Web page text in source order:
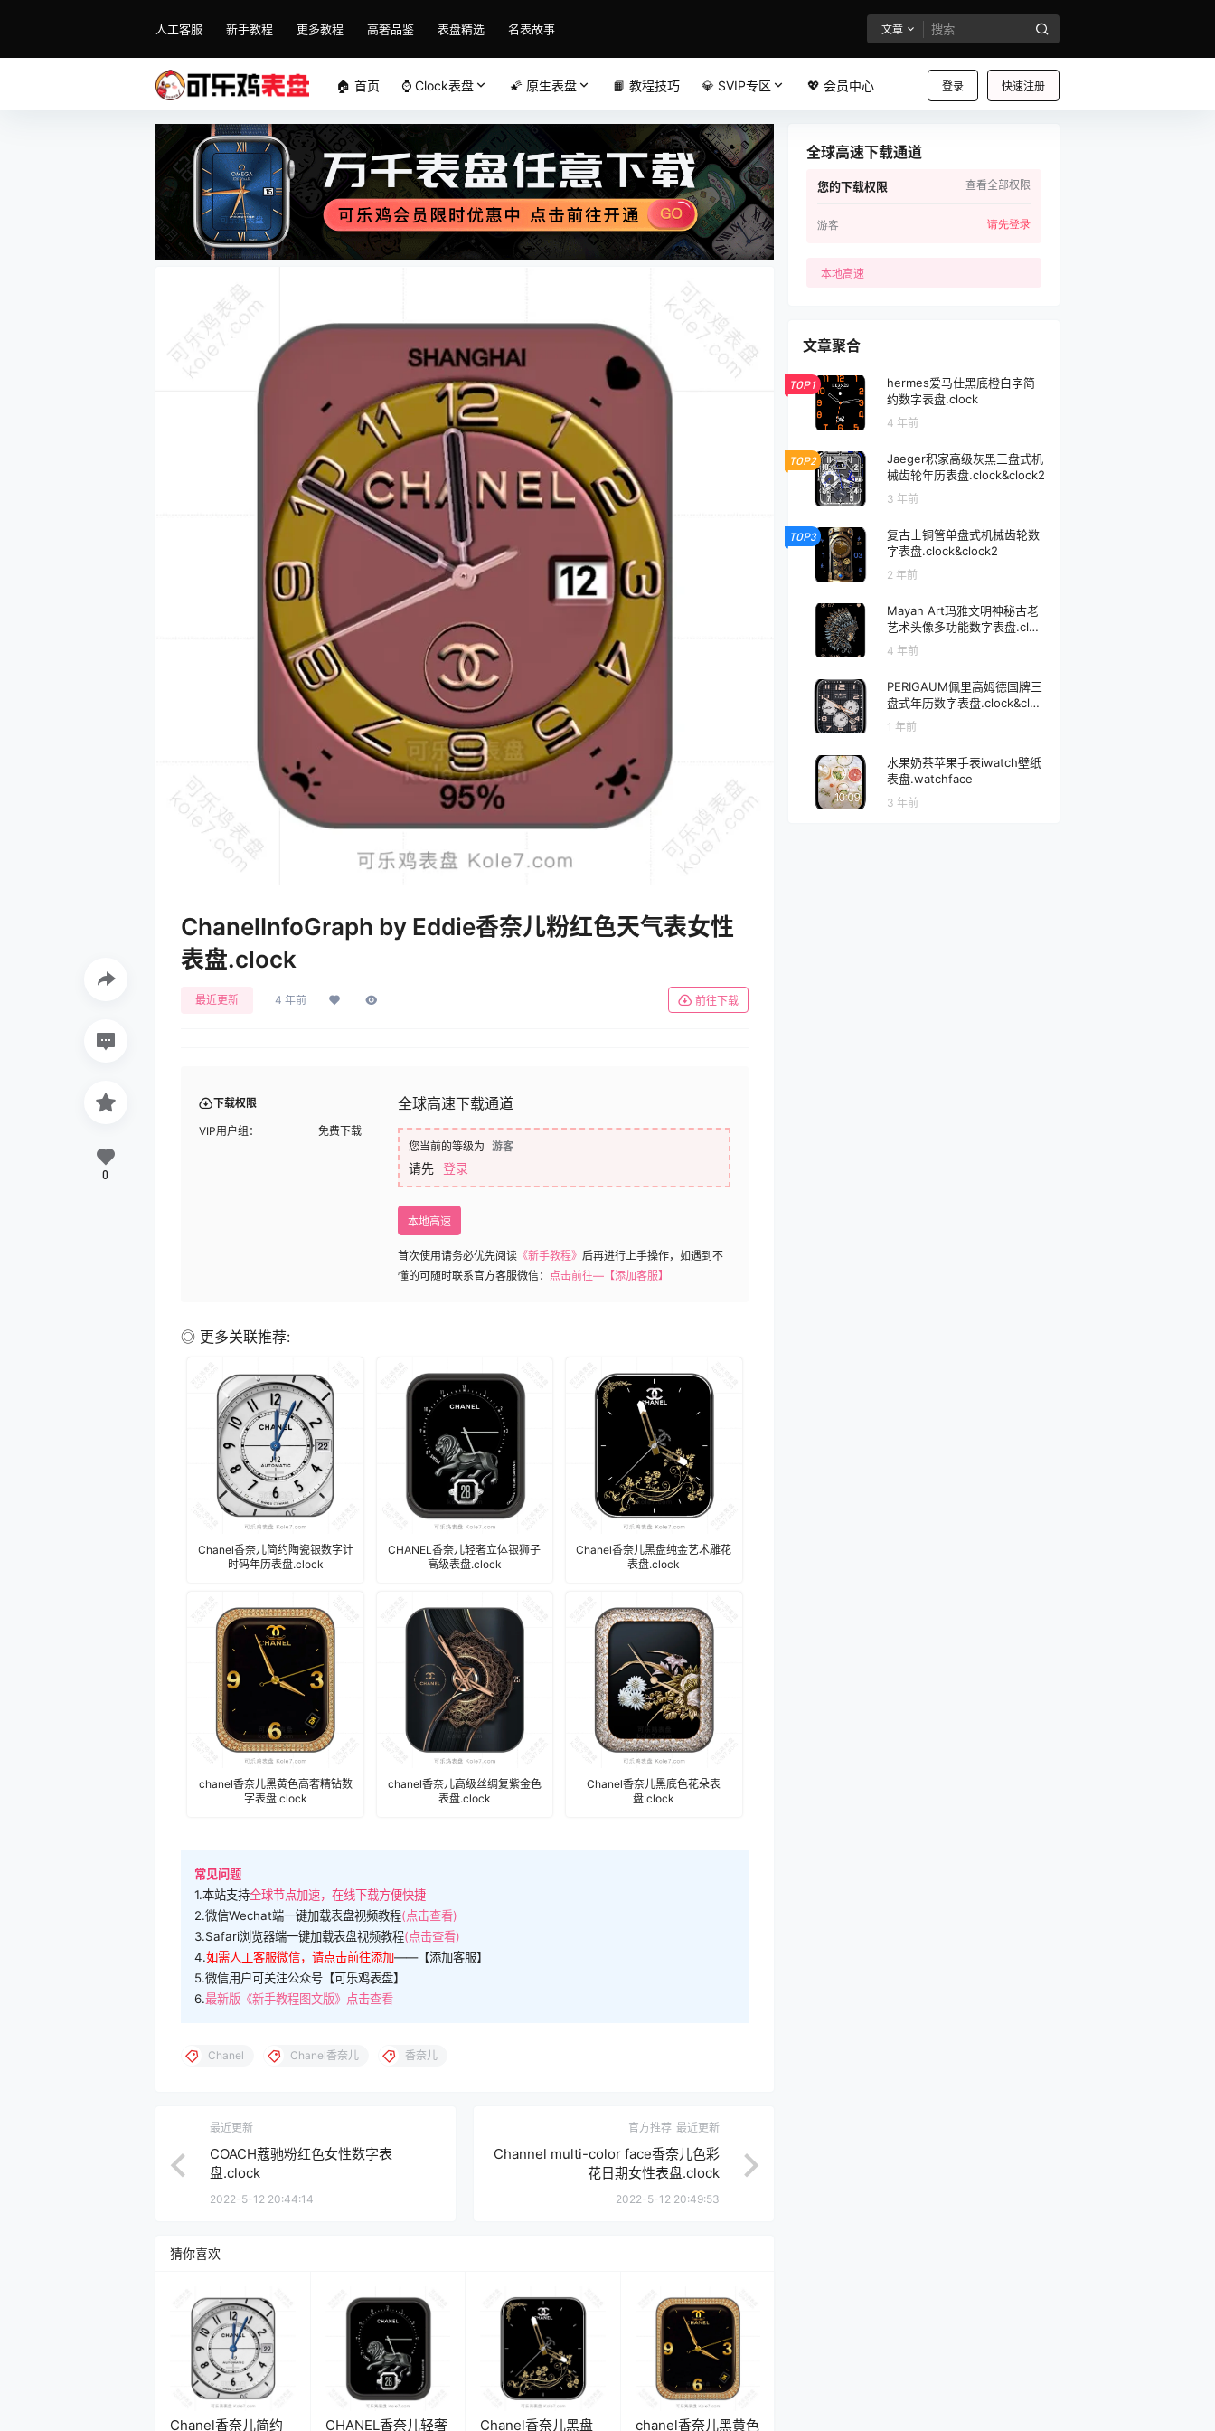
人工客服 新手教程 更多教程 高奢品鉴 表盘精选 名表故事 文章
登录 快速注册
🏠 首页 ⌚️ Clock表盘 🌠 原生表盘 📙 教程技巧 💎 SVIP专区 💖 会员中心
ChanelInfoGraph by Eddie香奈儿粉红色天气表女性
表盘.clock
最近更新 4 年前 前往下载
下载权限
VIP用户组： 免费下载
全球高速下载通道
您当前的等级为 游客
请先 登录
本地高速
首次使用请务必优先阅读 《新手教程》 后再进行上手操作，如遇到不
懂的可随时联系官方客服微信： 点击前往—【添加客服】
◎ 更多关联推荐:
Chanel香奈儿简约陶瓷银数字计
时码年历表盘.clock
CHANEL香奈儿轻奢立体银狮子
高级表盘.clock
Chanel香奈儿黑盘纯金艺术雕花
表盘.clock
chanel香奈儿黑黄色高奢精钻数
字表盘.clock
chanel香奈儿高级丝绸复紫金色
表盘.clock
Chanel香奈儿黑底色花朵表
盘.clock
常见问题
1.本站支持全球节点加速，在线下载方便快捷
2.微信Wechat端一键加载表盘视频教程(点击查看)
3.Safari浏览器端一键加载表盘视频教程(点击查看)
4.如需人工客服微信，请点击前往添加——【添加客服】
5.微信用户可关注公众号【可乐鸡表盘】
6.最新版《新手教程图文版》点击查看
0
Chanel Chanel香奈儿 香奈儿
最近更新
COACH蔻驰粉红色女性数字表
盘.clock
2022-5-12 20:44:14
官方推荐 最近更新
Channel multi-color face香奈儿色彩
花日期女性表盘.clock
2022-5-12 20:49:53
猜你喜欢
Chanel香奈儿简约
CHANEL香奈儿轻奢
Chanel香奈儿黑盘
chanel香奈儿黑黄色
全球高速下载通道
您的下载权限 查看全部权限
游客 请先登录
本地高速
文章聚合
TOP1
hermes爱马仕黑底橙白字简
约数字表盘.clock
4 年前
TOP2
Jaeger积家高级灰黑三盘式机
械齿轮年历表盘.clock&clock2
3 年前
TOP3
复古士铜管单盘式机械齿轮数
字表盘.clock&clock2
2 年前
Mayan Art玛雅文明神秘古老
艺术头像多功能数字表盘.cloc
4 年前
PERIGAUM佩里高姆德国牌三
盘式年历数字表盘.clock&cloc
k2
1 年前
水果奶茶苹果手表iwatch壁纸
表盘.watchface
3 年前